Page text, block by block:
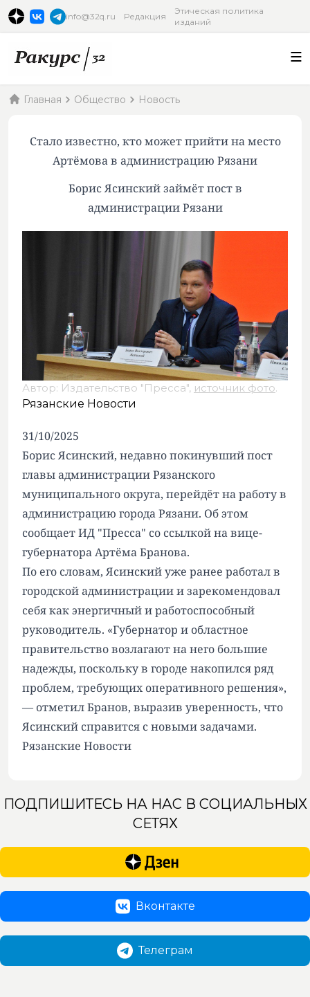
info@32q.ru Редакция
Этическая политика
изданий
Главная Общество Новость
Стало известно, кто может прийти на место
Артёмова в администрацию Рязани
Борис Ясинский займёт пост в
администрации Рязани
Автор: Издательство "Пресса", источник фото.
Рязанские Новости
31/10/2025
Борис Ясинский, недавно покинувший пост
главы администрации Рязанского
муниципального округа, перейдёт на работу в
администрацию города Рязани. Об этом
сообщает ИД "Пресса" со ссылкой на вице-
губернатора Артёма Бранова.
По его словам, Ясинский уже ранее работал в
городской администрации и зарекомендовал
себя как энергичный и работоспособный
руководитель. «Губернатор и областное
правительство возлагают на него большие
надежды, поскольку в городе накопился ряд
проблем, требующих оперативного решения»,
— отметил Бранов, выразив уверенность, что
Ясинский справится с новыми задачами.
Рязанские Новости
ПОДПИШИТЕСЬ НА НАС В СОЦИАЛЬНЫХ
СЕТЯХ
Вконтакте
Телеграм